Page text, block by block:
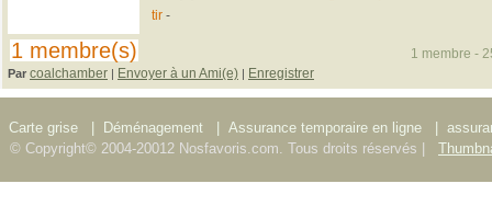
1 membre(s)
tir -
Par coalchamber | Envoyer à un Ami(e) | Enregistrer
1 membre -
Carte grise Déménagement Assurance temporaire en ligne
© Copyright© 2004-20012 Nosfavoris.com. Tous droits réservés |